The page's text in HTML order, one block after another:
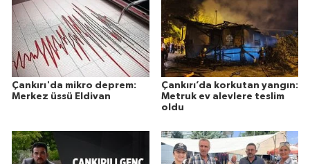
Çankırı'da mikro deprem:
Merkez üssü Eldivan
Çankırı’da korkutan yangın:
Metruk ev alevlere teslim
oldu